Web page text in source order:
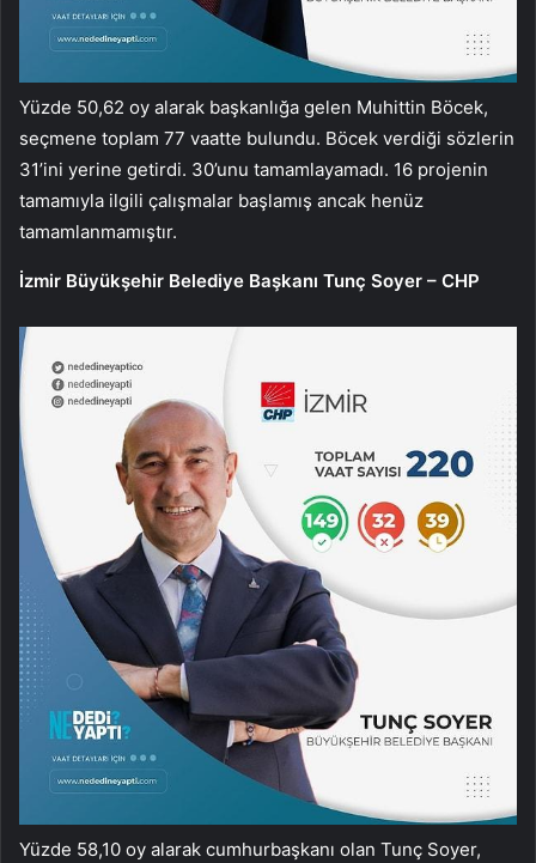
Yüzde 50,62 oy alarak başkanlığa gelen Muhittin Böcek,
seçmene toplam 77 vaatte bulundu. Böcek verdiği sözlerin
31’ini yerine getirdi. 30’unu tamamlayamadı. 16 projenin
tamamıyla ilgili çalışmalar başlamış ancak henüz
tamamlanmamıştır.
İzmir Büyükşehir Belediye Başkanı Tunç Soyer – CHP
Yüzde 58,10 oy alarak cumhurbaşkanı olan Tunç Soyer,